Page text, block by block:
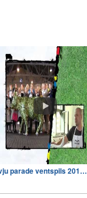
parade ventspils 201…